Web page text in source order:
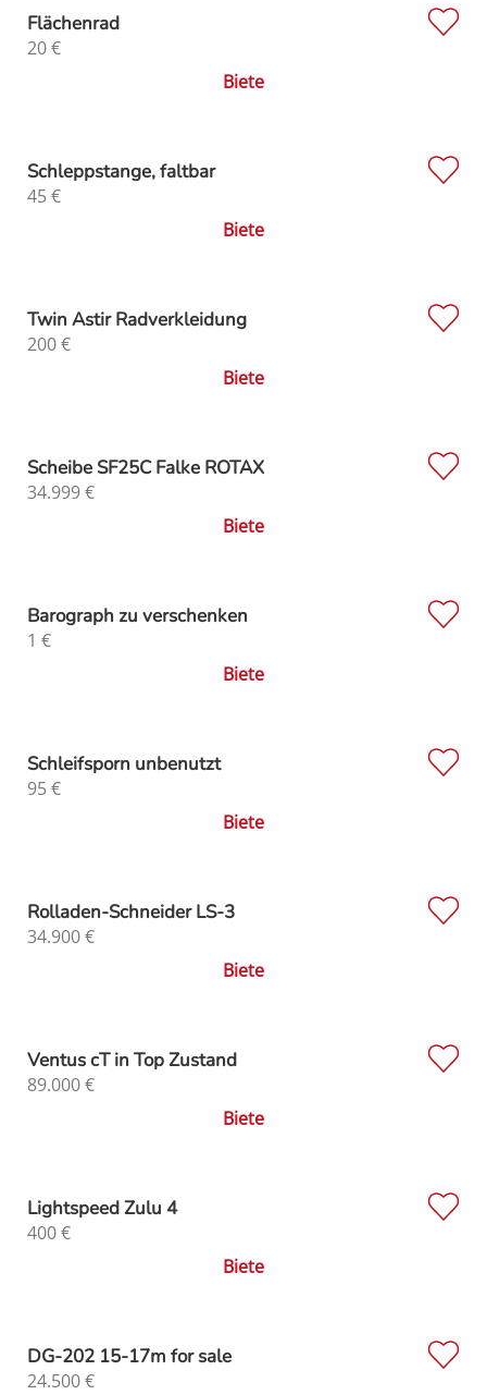
Flächenrad
20€
Biete
Schleppstange, faltbar
45€
Biete
Twin Astir Radverkleidung
200€
Biete
Scheibe SF25C Falke ROTAX
34.999€
Biete
Barograph zu verschenken
1 €
Biete
Schleifsporn unbenutzt
95€
Biete
Rolladen-Schneider LS-3
34.900€
Biete
Ventus cT in Top Zustand
89.000€
Biete
Lightspeed Zulu 4
400€
Biete
DG-202 15-17m for sale
24.500€